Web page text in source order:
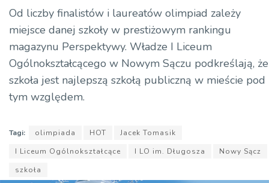
Od liczby finalistów i laureatów olimpiad zależy
miejsce danej szkoły w prestiżowym rankingu
magazynu Perspektywy. Władze I Liceum
Ogólnokształcącego w Nowym Sączu podkreślają, że
szkoła jest najlepszą szkołą publiczną w mieście pod
tym względem.
Tagi: olimpiada HOT
Jacek Tomasik
I Liceum Ogólnokształcące
I LO im. Długosza
Nowy Sącz
szkoła